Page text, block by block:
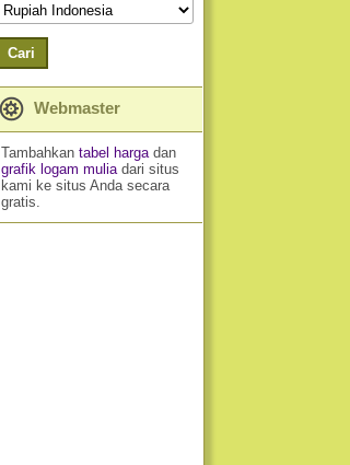
Cari
Webmaster
Tambahkan tabel hargadan
grafik logam muliadari situs
kami ke situs Anda secara
gratis.